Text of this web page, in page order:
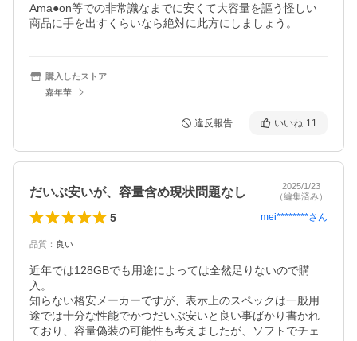
Ama●on等での非常識なまでに安くて大容量を謳う怪しい
商品に手を出すくらいなら絶対に此方にしましょう。
購入したストア
嘉年華
違反報告 いいね 11
だいぶ安いが、容量含め現状問題なし
2025/1/23
（編集済み）
5 mei********さん
品質 ： 良い
近年では128GBでも用途によっては全然足りないので購
入。
知らない格安メーカーですが、表示上のスペックは一般用
途では十分な性能でかつだいぶ安いと良い事ばかり書かれ
ており、容量偽装の可能性も考えましたが、ソフトでチェ